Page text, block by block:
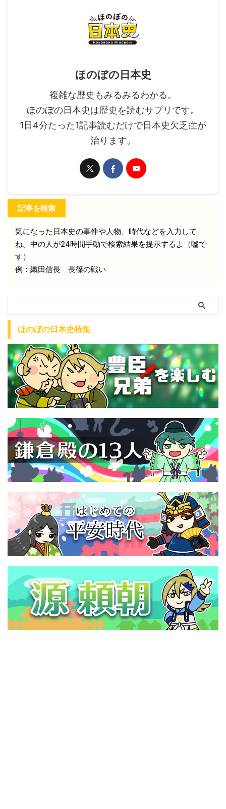
ほのぼの日本史
複雑な歴史もみるみるわかる。
ほのぼの日本史は歴史を読むサプリです。
1日4分たった1記事読むだけで日本史欠乏症が
治ります。
記事を検索
気になった日本史の事件や人物、時代などを入力して
ね。中の人が24時間手動で検索結果を提示するよ（嘘で
す）
例：織田信長 長篠の戦い
ほのぼの日本史特集